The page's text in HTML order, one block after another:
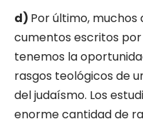
d) Por último,
cumentos escritos por
tenemos la
rasgos teológicos de
del judaísmo. Los
enorme cantidad de